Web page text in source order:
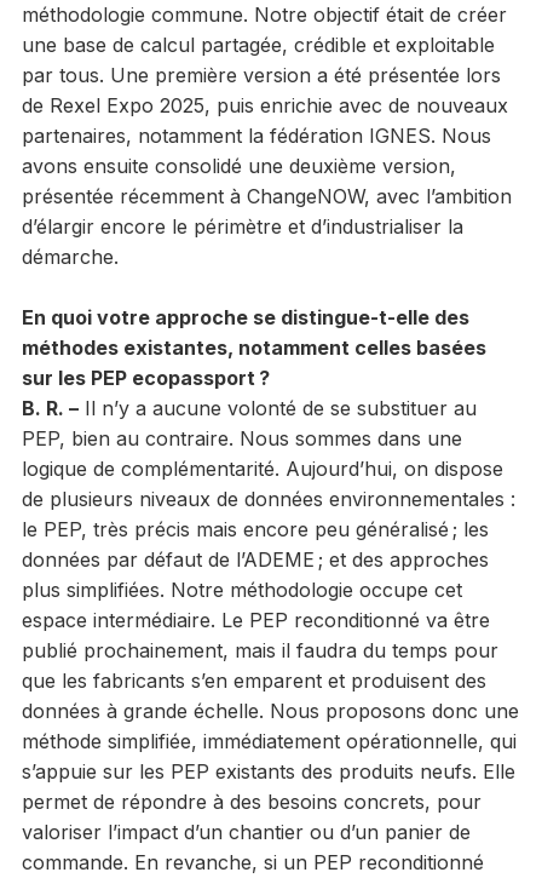
méthodologie commune. Notre objectif était de créer
une base de calcul partagée, crédible et exploitable
par tous. Une première version a été présentée lors
de Rexel Expo 2025, puis enrichie avec de nouveaux
partenaires, notamment la fédération IGNES. Nous
avons ensuite consolidé une deuxième version,
présentée récemment à ChangeNOW, avec l’ambition
d’élargir encore le périmètre et d’industrialiser la
démarche.
En quoi votre approche se distingue-t-elle des
méthodes existantes, notamment celles basées
sur les PEP ecopassport ?
B. R. –Il n’y a aucune volonté de se substituer au
PEP, bien au contraire. Nous sommes dans une
logique de complémentarité. Aujourd’hui, on dispose
de plusieurs niveaux de données environnementales :
le PEP, très précis mais encore peu généralisé ; les
données par défaut de l’ADEME ; et des approches
plus simplifiées. Notre méthodologie occupe cet
espace intermédiaire. Le PEP reconditionné va être
publié prochainement, mais il faudra du temps pour
que les fabricants s’en emparent et produisent des
données à grande échelle. Nous proposons donc une
méthode simplifiée, immédiatement opérationnelle, qui
s’appuie sur les PEP existants des produits neufs. Elle
permet de répondre à des besoins concrets, pour
valoriser l’impact d’un chantier ou d’un panier de
commande. En revanche, si un PEP reconditionné